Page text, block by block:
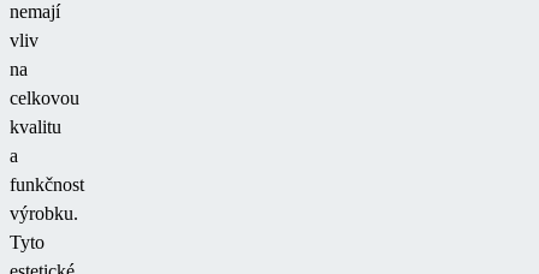
nemají
vliv
na
celkovou
kvalitu
a
funkčnost
výrobku.
Tyto